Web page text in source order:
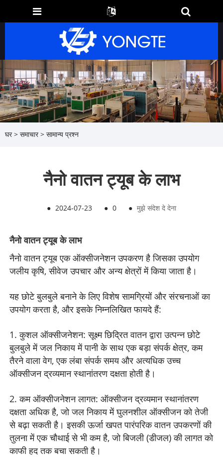
घर > समाचार> सामान्य प्रश्न
नैनो वातन ट्यूब के लाभ
● 2024-07-23 ● 0 ● मुझे संदेश दे देना
नैनो वातन ट्यूब के लाभ
नैनो वातन ट्यूब एक ऑक्सीजनेशन उपकरण है जिसका उपयोग
जलीय कृषि, सीवेज उपचार और अन्य क्षेत्रों में किया जाता है।
यह छोटे बुलबुले बनाने के लिए विशेष सामग्रियों और संरचनाओं का
उपयोग करता है, और इसके निम्नलिखित फायदे हैं:
1. कुशल ऑक्सीजनेशन: सूक्ष्म छिद्रित वातन द्वारा उत्पन्न छोटे
बुलबुले में जल निकाय में पानी के साथ एक बड़ा संपर्क क्षेत्र, कम
तैरने वाला वेग, एक लंबा संपर्क समय और अत्यधिक उच्च
ऑक्सीजन द्रव्यमान स्थानांतरण दक्षता होती है।
2. कम ऑक्सीजनेशन लागत: ऑक्सीजन द्रव्यमान स्थानांतरण
दक्षता अधिक है, जो जल निकाय में घुलनशील ऑक्सीजन को तेजी
से बढ़ा सकती है। इसकी ऊर्जा खपत पारंपरिक वातन उपकरणों की
तुलना में एक चौथाई से भी कम है, जो बिजली (डीजल) की लागत को
काफी हद तक बचा सकती है।